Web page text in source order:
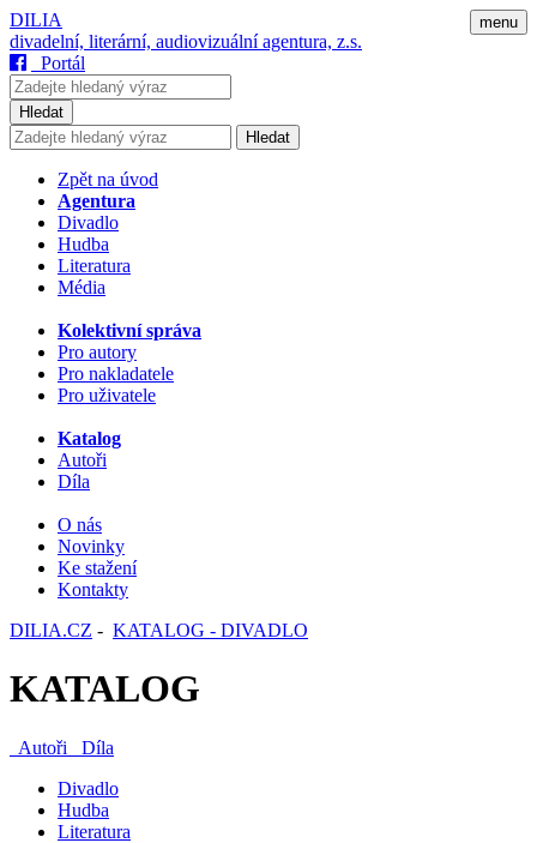
menu
DILIA
divadelní, literární, audiovizuální agentura, z.s.
Portál
Hledat
Hledat
Zpět na úvod
Agentura
Divadlo
Hudba
Literatura
Média
Kolektivní správa
Pro autory
Pro nakladatele
Pro uživatele
Katalog
Autoři
Díla
O nás
Novinky
Ke stažení
Kontakty
DILIA.CZ - KATALOG - DIVADLO
KATALOG
Autoři
Díla
Divadlo
Hudba
Literatura